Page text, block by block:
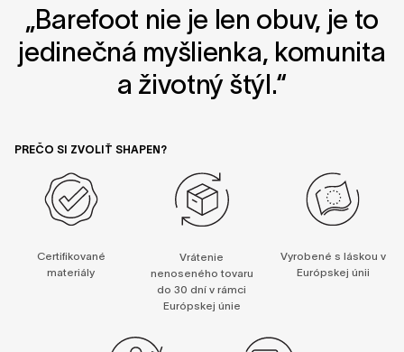
„Barefoot nie je len obuv, je to
jedinečná myšlienka, komunita
a životný štýl.“
PREČO SI ZVOLIŤ SHAPEN?
Certifikované
materiály
Vrátenie
nenoseného tovaru
do 30 dní v rámci
Európskej únie
Vyrobené s láskou v
Európskej únii